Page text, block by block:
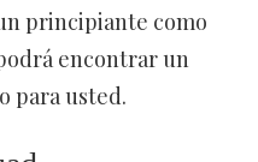
principiante como
encontrar un
para usted.